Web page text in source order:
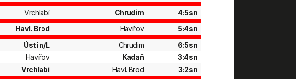
Vrchlabí Chrudim
4:5sn
Havl. Brod Havířov
5:4sn
Ústí n/L Chrudim
6:5sn
Havířov Kadaň
3:4sn
Vrchlabí Havl. Brod
3:2sn